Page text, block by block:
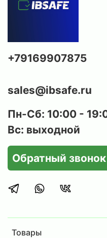
Товары
+79169907875
sales@ibsafe.ru
Пн-Сб: 10:00 -
Вс: выходной
Обратный звонок